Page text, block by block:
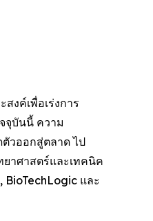
งค์เพื่อเร่งการ
จุบันนี้ ความ
วออกสู่ตลาด ไป
าศาสตร์และเทคนิค
และ